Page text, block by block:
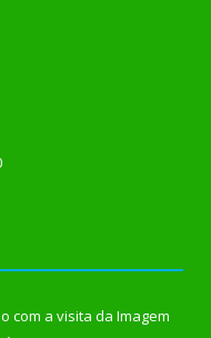
com a visita da Imagem